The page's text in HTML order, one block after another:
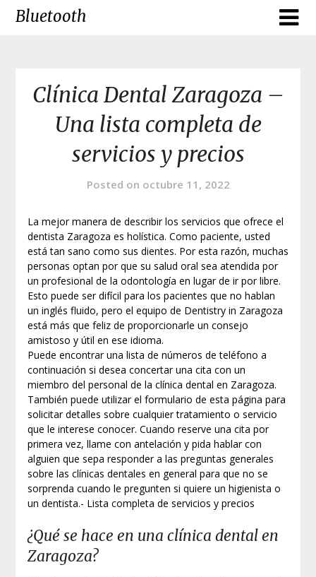
SkipBluetooth
Clínica Dental Zaragoza –
Una lista completa de
servicios y precios
Posted on octubre 11, 2022
La mejor manera de describir los servicios que ofrece el
dentista Zaragoza es holística. Como paciente, usted
está tan sano como sus dientes. Por esta razón, muchas
personas optan por que su salud oral sea atendida por
un profesional de la odontología en lugar de ir por libre.
Esto puede ser difícil para los pacientes que no hablan
un inglés fluido, pero el equipo de Dentistry in Zaragoza
está más que feliz de proporcionarle un consejo
amistoso y útil en ese idioma.
Puede encontrar una lista de números de teléfono a
continuación si desea concertar una cita con un
miembro del personal de la clínica dental en Zaragoza.
También puede utilizar el formulario de esta página para
solicitar detalles sobre cualquier tratamiento o servicio
que le interese conocer. Cuando reserve una cita por
primera vez, llame con antelación y pida hablar con
alguien que sepa responder a las preguntas generales
sobre las clínicas dentales en general para que no se
sorprenda cuando le pregunten si quiere un higienista o
un dentista.- Lista completa de servicios y precios
¿Qué se hace en una clínica dental en
Zaragoza?